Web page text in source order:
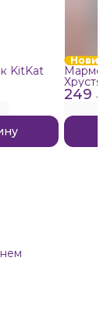
KitKat
249 ₽